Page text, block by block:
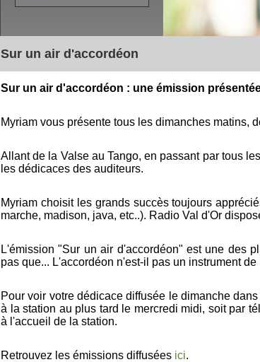
Sur un air d'accordéon
Sur un air d'accordéon : une émission
Myriam vous présente tous les dimanches matins,
Allant de la Valse au Tango, en passant par tous
les dédicaces des auditeurs.
Myriam choisit les grands succès toujours
marche, madison, java, etc..). Radio Val d'Or
L'émission "Sur un air d'accordéon" est une des
pas que... L'accordéon n'est-il pas un instrument
Pour voir votre dédicace diffusée le dimanche
à la station au plus tard le mercredi midi, soit par
à l'accueil de la station.
Retrouvez les émissions diffusées ici.